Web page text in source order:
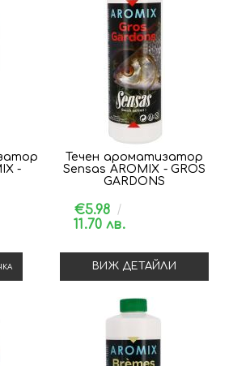
-
Течен ароматизатор
Sensas AROMIX - GROS
GARDONS
€5.98
11.70 лв.
ВИЖ ДЕТАЙЛИ